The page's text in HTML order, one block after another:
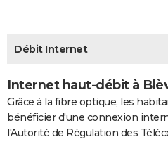
GUIDES D'ACHAT
CARTE DE VOEUX
Carte de Noël
Carte Bonne année
Carte Saint-Valentin
Carte Pâques
Carte d'anniversaire
DICTIONNAIRE
Débit Internet
Internet haut-débit à
Grâce à la fibre optique, les
bénéficier d'une connexion
l'Autorité de Régulation des